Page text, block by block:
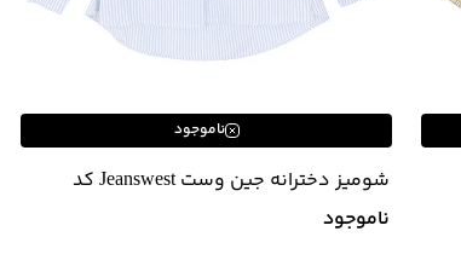
ناموجود
شومیز دخترانه جین وست Jeanswest کد
01631542
ناموجود